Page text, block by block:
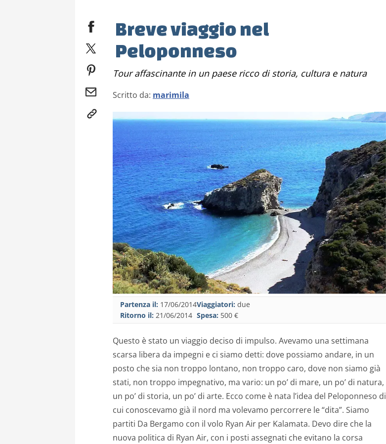
Breve viaggio nel
Peloponneso
Tour affascinante in un paese ricco di storia, cultura e natura
Scritto da: marimila
Partenza il: 17/06/2014
Ritorno il: 21/06/2014
Viaggiatori: due
Spesa: 500 €
Questo è stato un viaggio deciso di impulso. Avevamo una settimana
scarsa libera da impegni e ci siamo detti: dove possiamo andare, in un
posto che sia non troppo lontano, non troppo caro, dove non siamo già
stati, non troppo impegnativo, ma vario: un po’ di mare, un po’ di natura,
un po’ di storia, un po’ di arte. Ecco come è nata l’idea del Peloponneso di
cui conoscevamo già il nord ma volevamo percorrere le “dita”. Siamo
partiti Da Bergamo con il volo Ryan Air per Kalamata. Devo dire che la
nuova politica di Ryan Air, con i posti assegnati che evitano la corsa